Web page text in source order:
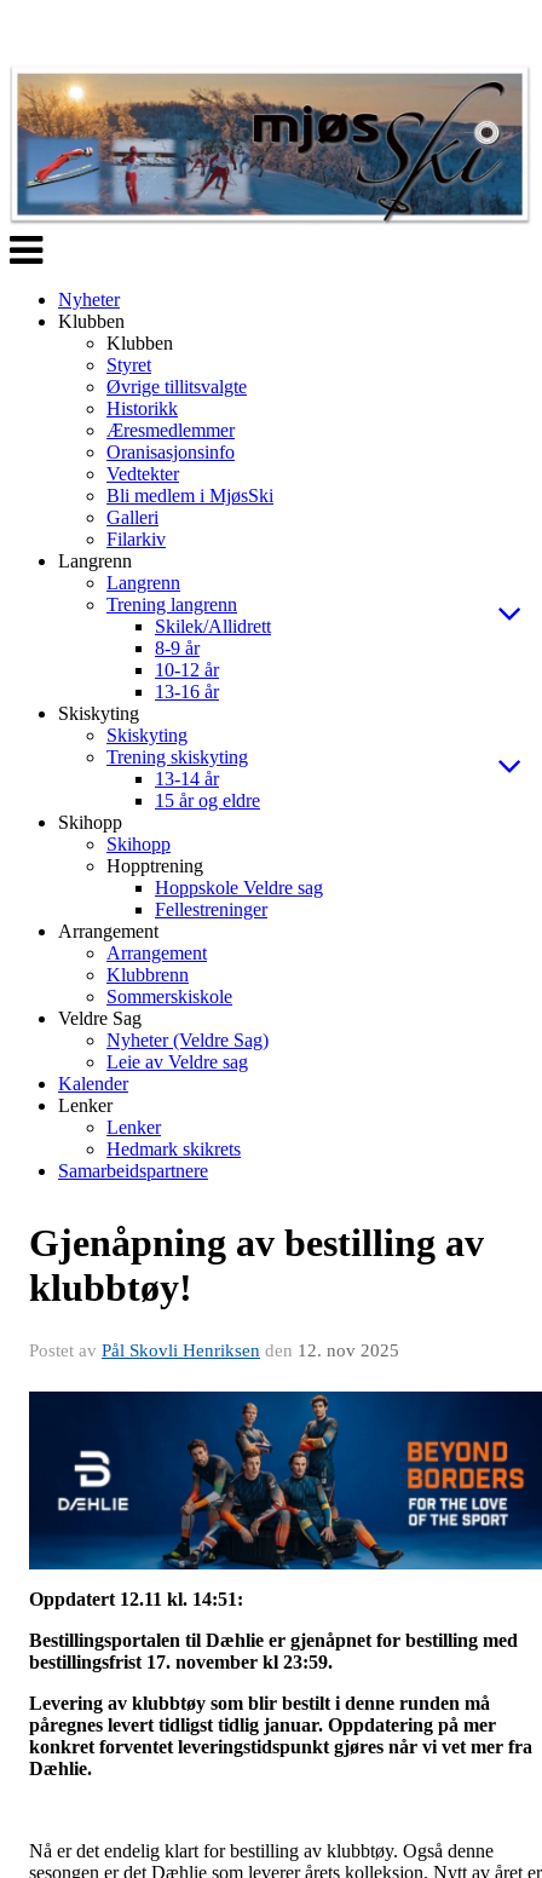
Veksle
navigasjon
Nyheter
Klubben
Klubben
Styret
Øvrige tillitsvalgte
Historikk
Æresmedlemmer
Oranisasjonsinfo
Vedtekter
Bli medlem i MjøsSki
Galleri
Filarkiv
Langrenn
Langrenn
Trening langrenn
Skilek/Allidrett
8-9 år
10-12 år
13-16 år
Skiskyting
Skiskyting
Trening skiskyting
13-14 år
15 år og eldre
Skihopp
Skihopp
Hopptrening
Hoppskole Veldre sag
Fellestreninger
Arrangement
Arrangement
Klubbrenn
Sommerskiskole
Veldre Sag
Nyheter (Veldre Sag)
Leie av Veldre sag
Kalender
Lenker
Lenker
Hedmark skikrets
Samarbeidspartnere
Gjenåpning av bestilling av
klubbtøy!
Postet av Pål Skovli Henriksen den 12. nov 2025
Oppdatert 12.11 kl. 14:51:
Bestillingsportalen til Dæhlie er gjenåpnet for bestilling med
bestillingsfrist 17. november kl 23:59.
Levering av klubbtøy som blir bestilt i denne runden må
påregnes levert tidligst tidlig januar. Oppdatering på mer
konkret forventet leveringstidspunkt gjøres når vi vet mer fra
Dæhlie.
Nå er det endelig klart for bestilling av klubbtøy. Også denne
sesongen er det Dæhlie som leverer årets kolleksjon. Nytt av året er